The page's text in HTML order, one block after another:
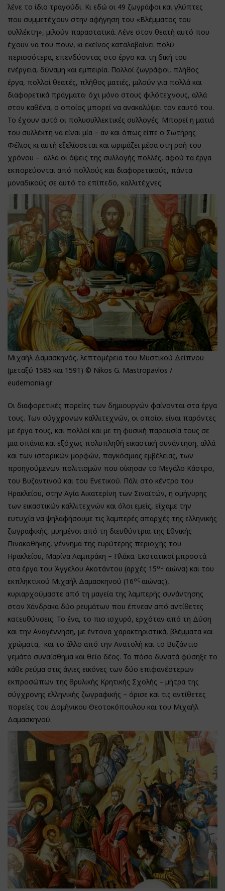
λένε το ίδιο τραγούδι. Κι εδώ οι 49 ζωγράφοι και γλύπτες
που συμμετέχουν στην αφήγηση του «Βλέμματος του
συλλέκτη», μιλούν παραστατικά. Λένε στον θεατή αυτό που
έχουν να του πουν, κι εκείνος καταλαβαίνει πολύ
περισσότερα, επενδύοντας στο έργο και τη δική του
ενέργεια, δύναμη και εμπειρία. Πολλοί ζωγράφοι, πλήθος
έργα, πολλοί θεατές, πλήθος ματιές, μιλούν για πολλά και
διαφορετικά πράγματα· όχι μόνο στους φιλότεχνους, αλλά
στον καθένα, ο οποίος μπορεί να ανακαλύψει τον εαυτό του.
Το έχουν αυτό οι πολυσυλλεκτικές συλλογές. Μπορεί η ματιά
του συλλέκτη να είναι μία – αν και όπως είπε ο Σωτήρης
Φέλιος κι αυτή εξελίσσεται και ωριμάζει μέσα στη ροή του
χρόνου – αλλά οι όψεις της συλλογής πολλές, αφού τα έργα
εκπορεύονται από πολλούς και διαφορετικούς, πάντα
μοναδικούς σε αυτό το επίπεδο, καλλιτέχνες.
Μιχαήλ Δαμασκηνός, λεπτομέρεια του Μυστικού Δείπνου
(μεταξύ 1585 και 1591) © Nikos G. Mastropavlos /
eudemonia.gr
Οι διαφορετικές πορείες των δημιουργών φαίνονται στα έργα
τους. Των σύγχρονων καλλιτεχνών, οι οποίοι είναι παρόντες
με έργα τους, και πολλοί και με τη φυσική παρουσία τους σε
μια σπάνια και εξόχως πολυπληθή εικαστική συνάντηση, αλλά
και των ιστορικών μορφών, παγκόσμιας εμβέλειας, των
προηγούμενων πολιτισμών που οίκησαν το Μεγάλο Κάστρο,
του Βυζαντινού και του Ενετικού. Πάλι στο κέντρο του
Ηρακλείου, στην Αγία Αικατερίνη των Σιναϊτών, η ομήγυρης
των εικαστικών καλλιτεχνών και όλοι εμείς, είχαμε την
ευτυχία να ψηλαφήσουμε τις λαμπερές απαρχές της ελληνικής
ζωγραφικής, μυημένοι από τη διευθύντρια της Εθνικής
Πινακοθήκης, γέννημα της ευρύτερης περιοχής του
Ηρακλείου, Μαρίνα Λαμπράκη – Πλάκα. Εκστατικοί μπροστά
στα έργα του Άγγελου Ακοτάντου (αρχές 15ου αιώνα) και του
εκπληκτικού Μιχαήλ Δαμασκηνού (16ος αιώνας),
κυριαρχούμαστε από τη μαγεία της λαμπερής συνάντησης
στον Χάνδρακα δύο ρευμάτων που έπνεαν από αντίθετες
κατευθύνσεις. Το ένα, το πιο ισχυρό, ερχόταν από τη Δύση
και την Αναγέννηση, με έντονα χαρακτηριστικά, βλέμματα και
χρώματα, και το άλλο από την Ανατολή και το Βυζάντιο
γεμάτο συναίσθημα και θείο δέος. Το πόσο δυνατά φύσηξε το
κάθε ρεύμα στις άγιες εικόνες των δύο επιφανέστερων
εκπροσώπων της θρυλικής Κρητικής Σχολής – μήτρα της
σύγχρονης ελληνικής ζωγραφικής – όρισε και τις αντίθετες
πορείες του Δομήνικου Θεοτοκόπουλου και του Μιχαήλ
Δαμασκηνού.